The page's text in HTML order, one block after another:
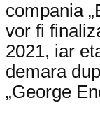
compania
vor fi
2021, iar
demara
„George